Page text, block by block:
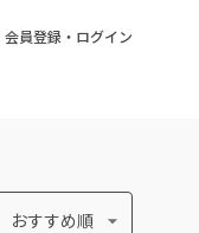
会員登録・ログイン
おすすめ順